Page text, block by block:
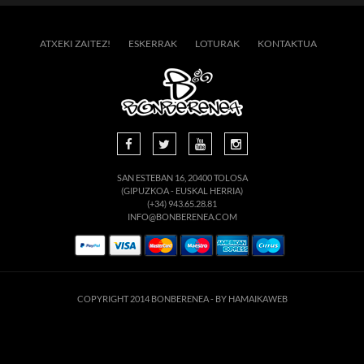
ATXEKI ZAITEZ! ESKERRAK LOTURAK KONTAKTUA
SAN ESTEBAN 16, 20400 TOLOSA
(GIPUZKOA - EUSKAL HERRIA)
(+34) 943.65.28.81
INFO@BONBERENEA.COM
COPYRIGHT 2014 BONBERENEA - BY HAMAIKAWEB